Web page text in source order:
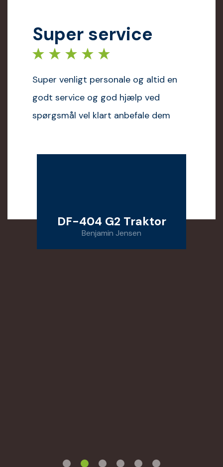
Super service
Super venligt personale og altid en
godt service og god hjælp ved
spørgsmål vel klart anbefale dem
DF-404 G2 Traktor
Benjamin Jensen